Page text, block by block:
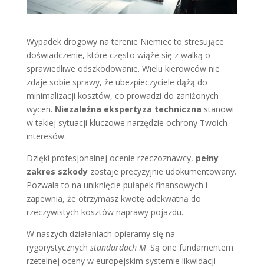
Wypadek drogowy na terenie Niemiec to stresujące
doświadczenie, które często wiąże się z walką o
sprawiedliwe odszkodowanie. Wielu kierowców nie
zdaje sobie sprawy, że ubezpieczyciele dążą do
minimalizacji kosztów, co prowadzi do zaniżonych
wycen. Niezależna ekspertyza techniczna stanowi
w takiej sytuacji kluczowe narzędzie ochrony Twoich
interesów.
Dzięki profesjonalnej ocenie rzeczoznawcy, pełny
zakres szkodyzostaje precyzyjnie udokumentowany.
Pozwala to na uniknięcie pułapek finansowych i
zapewnia, że otrzymasz kwotę adekwatną do
rzeczywistych kosztów naprawy pojazdu.
W naszych działaniach opieramy się na
rygorystycznych standardach M. Są one fundamentem
rzetelnej oceny w europejskim systemie likwidacji